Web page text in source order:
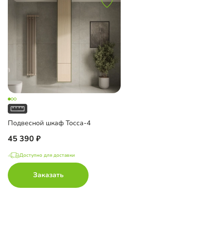
Подвесной шкаф Тосса-4
45 390
Доступно для доставки
Заказать